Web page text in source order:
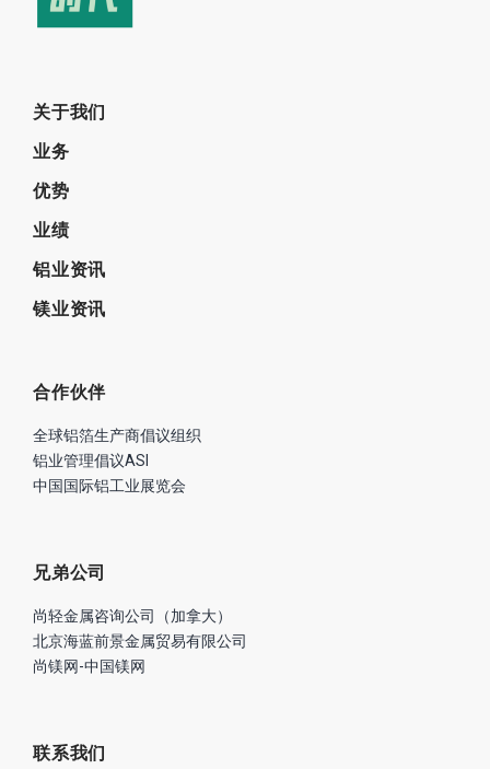
关于我们
业务
优势
业绩
铝业资讯
镁业资讯
合作伙伴
全球铝箔生产商倡议组织
铝业管理倡议ASI
中国国际铝工业展览会
兄弟公司
尚轻金属咨询公司（加拿大）
北京海蓝前景金属贸易有限公司
尚镁网-中国镁网
联系我们